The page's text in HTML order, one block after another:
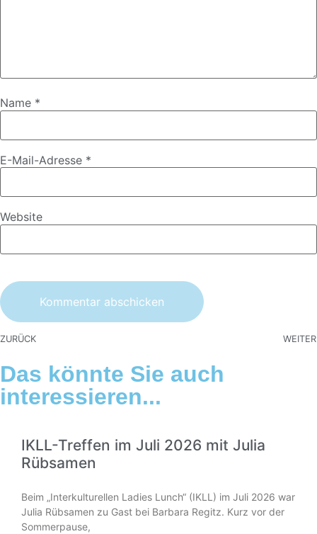
Name *
E-Mail-Adresse *
Website
ZURÜCK WEITER
Das könnte Sie auch
interessieren...
IKLL-Treffen im Juli 2026 mit Julia
Rübsamen
Beim „Interkulturellen Ladies Lunch“ (IKLL) im Juli 2026 war
Julia Rübsamen zu Gast bei Barbara Regitz. Kurz vor der
Sommerpause,